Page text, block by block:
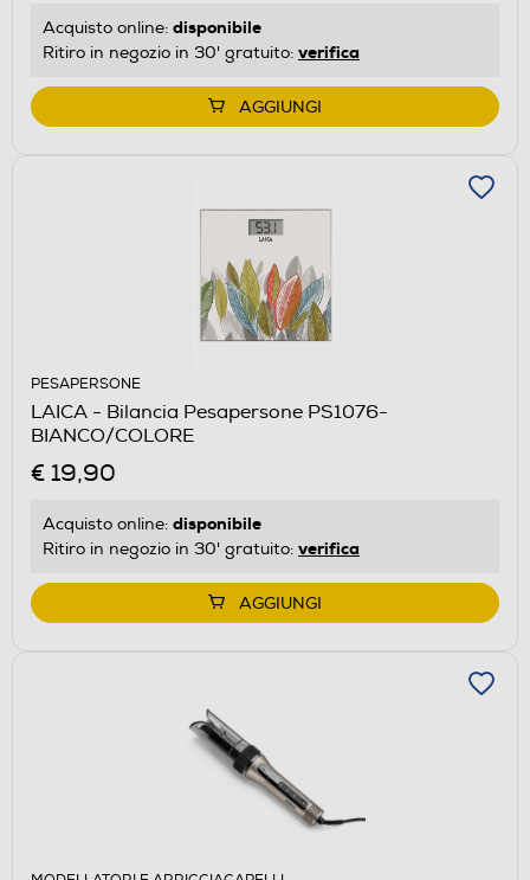
Acquisto online: disponibile
Ritiro in negozio in 30' gratuito: verifica
AGGIUNGI
PESAPERSONE
LAICA - Bilancia Pesapersone PS1076-
BIANCO/COLORE
€ 19,90
Acquisto online: disponibile
Ritiro in negozio in 30' gratuito: verifica
AGGIUNGI